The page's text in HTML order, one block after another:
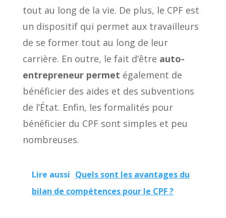
tout au long de la vie. De plus, le CPF est
un dispositif qui permet aux travailleurs
de se former tout au long de leur
carrière. En outre, le fait d’être auto-
entrepreneur permet également de
bénéficier des aides et des subventions
de l’État. Enfin, les formalités pour
bénéficier du CPF sont simples et peu
nombreuses.
Lire aussi Quels sont les avantages du
bilan de compétences pour le CPF ?